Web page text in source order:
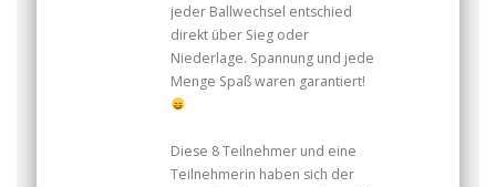
jeder Ballwechsel entschied
direkt über Sieg oder
Niederlage. Spannung und jede
Menge Spaß waren garantiert!
Diese 8 Teilnehmer und eine
Teilnehmerin haben sich der